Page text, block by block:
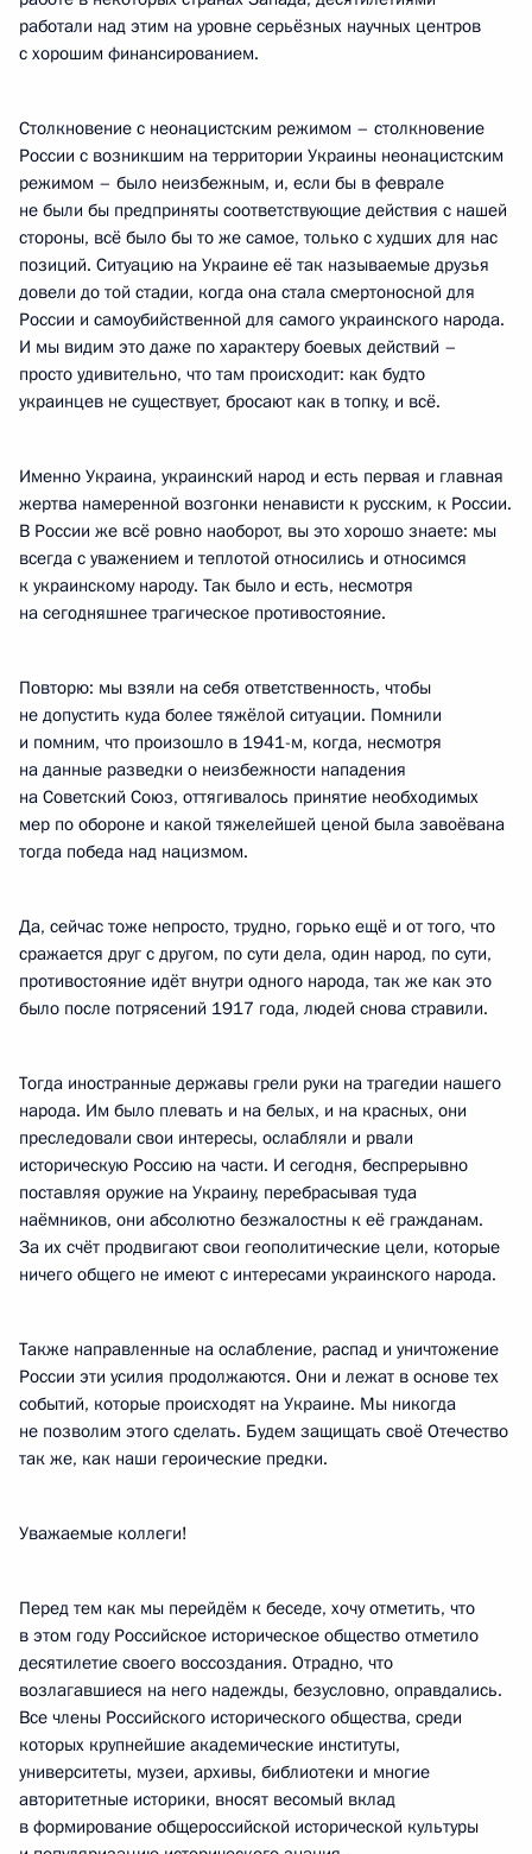
работали над этим на уровне серьёзных научных центров
с хорошим финансированием.
Столкновение с неонацистским режимом – столкновение
России с возникшим на территории Украины неонацистским
режимом – было неизбежным, и, если бы в феврале
не были бы предприняты соответствующие действия с нашей
стороны, всё было бы то же самое, только с худших для нас
позиций. Ситуацию на Украине её так называемые друзья
довели до той стадии, когда она стала смертоносной для
России и самоубийственной для самого украинского народа.
И мы видим это даже по характеру боевых действий –
просто удивительно, что там происходит: как будто
украинцев не существует, бросают как в топку, и всё.
Именно Украина, украинский народ и есть первая и главная
жертва намеренной возгонки ненависти к русским, к России.
В России же всё ровно наоборот, вы это хорошо знаете: мы
всегда с уважением и теплотой относились и относимся
к украинскому народу. Так было и есть, несмотря
на сегодняшнее трагическое противостояние.
Повторю: мы взяли на себя ответственность, чтобы
не допустить куда более тяжёлой ситуации. Помнили
и помним, что произошло в 1941-м, когда, несмотря
на данные разведки о неизбежности нападения
на Советский Союз, оттягивалось принятие необходимых
мер по обороне и какой тяжелейшей ценой была завоёвана
тогда победа над нацизмом.
Да, сейчас тоже непросто, трудно, горько ещё и от того, что
сражается друг с другом, по сути дела, один народ, по сути,
противостояние идёт внутри одного народа, так же как это
было после потрясений 1917 года, людей снова стравили.
Тогда иностранные державы грели руки на трагедии нашего
народа. Им было плевать и на белых, и на красных, они
преследовали свои интересы, ослабляли и рвали
историческую Россию на части. И сегодня, беспрерывно
поставляя оружие на Украину, перебрасывая туда
наёмников, они абсолютно безжалостны к её гражданам.
За их счёт продвигают свои геополитические цели, которые
ничего общего не имеют с интересами украинского народа.
Также направленные на ослабление, распад и уничтожение
России эти усилия продолжаются. Они и лежат в основе тех
событий, которые происходят на Украине. Мы никогда
не позволим этого сделать. Будем защищать своё Отечество
так же, как наши героические предки.
Уважаемые коллеги!
Перед тем как мы перейдём к беседе, хочу отметить, что
в этом году Российское историческое общество отметило
десятилетие своего воссоздания. Отрадно, что
возлагавшиеся на него надежды, безусловно, оправдались.
Все члены Российского исторического общества, среди
которых крупнейшие академические институты,
университеты, музеи, архивы, библиотеки и многие
авторитетные историки, вносят весомый вклад
в формирование общероссийской исторической культуры